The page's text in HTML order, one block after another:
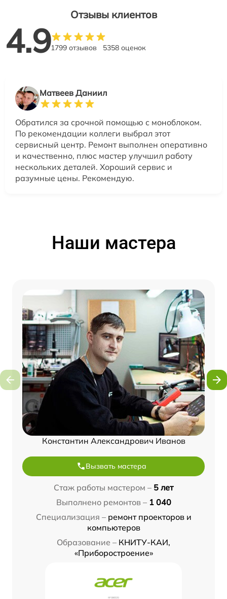
Отзывы клиентов
4.91799 отзывов 5358 оценок
Матвеев Даниил
Обратился за срочной помощью с моноблоком.
По рекомендации коллеги выбрал этот
сервисный центр. Ремонт выполнен оперативно
и качественно, плюс мастер улучшил работу
нескольких деталей. Хороший сервис и
разумные цены. Рекомендую.
Наши мастера
Константин Александрович Иванов
Вызвать мастера
Стаж работы мастером – 5 лет
Выполнено ремонтов – 1 040
Специализация – ремонт проекторов и
компьютеров
Образование – КНИТУ-КАИ,
«Приборостроение»